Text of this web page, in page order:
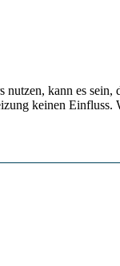
kann es sein,
keinen